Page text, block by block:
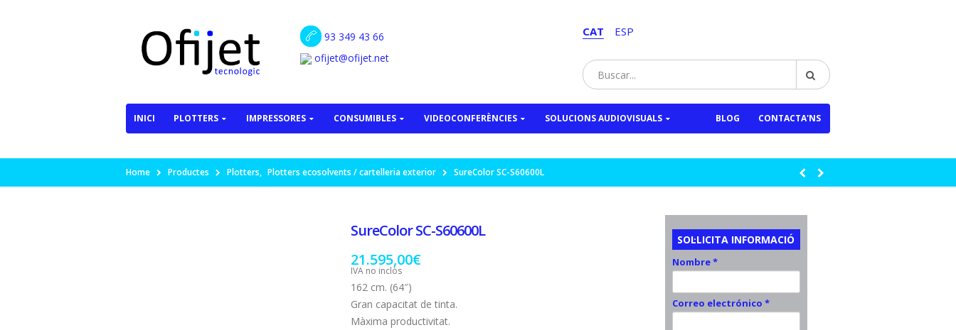
93 349 43 66
ofijet@ofijet.net
ESP
CAT
INICI PLOTTERS IMPRESSORES CONSUMIBLES VIDEOCONFERÈNCIES SOLUCIONS AUDIOVISUALS BLOG CONTACTA'NS
Home Productes Plotters, Plotters ecosolvents / cartelleria exterior SureColor SC-S60600L
SureColor SC-S60600L
21.595,00€
IVA no inclòs
162 cm. (64″)
Gran capacitat de tinta.
Màxima productivitat.
SOL·LICITA INFORMACIÓ
Nombre *
Correo electrónico *